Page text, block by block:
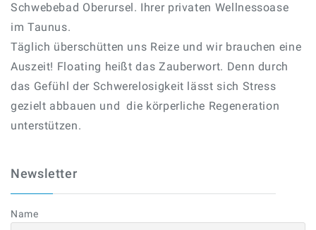
Schwebebad Oberursel. Ihrer privaten Wellnessoase
im Taunus.
Täglich überschütten uns Reize und wir brauchen eine
Auszeit! Floating heißt das Zauberwort. Denn durch
das Gefühl der Schwerelosigkeit lässt sich Stress
gezielt abbauen und die körperliche Regeneration
unterstützen.
Newsletter
Name